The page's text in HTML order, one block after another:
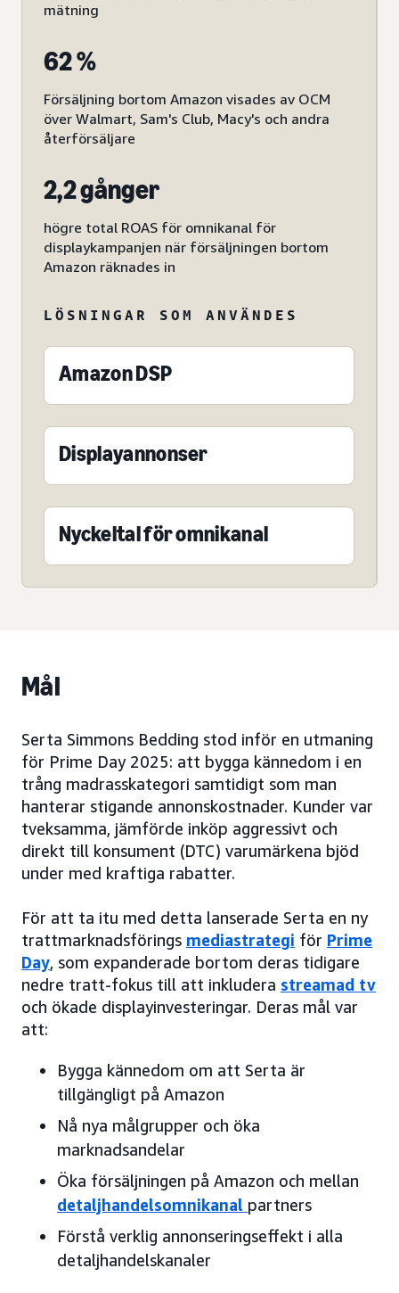
mätning
62 %
Försäljning bortom Amazon visades av OCM
över Walmart, Sam's Club, Macy's och andra
återförsäljare
2,2 gånger
högre total ROAS för omnikanal för
displaykampanjen när försäljningen bortom
Amazon räknades in
LÖSNINGAR SOM ANVÄNDES
Amazon DSP
Displayannonser
Nyckeltal för omnikanal
Mål
Serta Simmons Bedding stod inför en utmaning
för Prime Day 2025: att bygga kännedom i en
trång madrasskategori samtidigt som man
hanterar stigande annonskostnader. Kunder var
tveksamma, jämförde inköp aggressivt och
direkt till konsument (DTC) varumärkena bjöd
under med kraftiga rabatter.
För att ta itu med detta lanserade Serta en ny
trattmarknadsförings mediastrategi för Prime
Day, som expanderade bortom deras tidigare
nedre tratt-fokus till att inkludera streamad tv
och ökade displayinvesteringar. Deras mål var
att:
Bygga kännedom om att Serta är
tillgängligt på Amazon
Nå nya målgrupper och öka
marknadsandelar
Öka försäljningen på Amazon och mellan
detaljhandelsomnikanal partners
Förstå verklig annonseringseffekt i alla
detaljhandelskanaler